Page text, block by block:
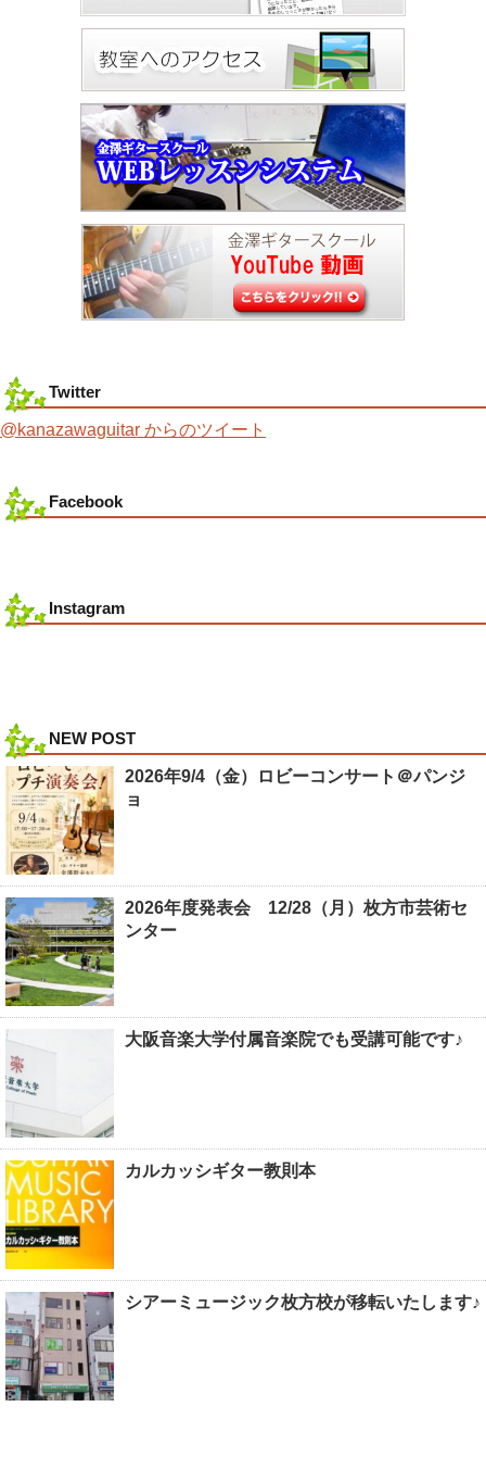
Twitter
@kanazawaguitar からのツイート
Facebook
Instagram
NEW POST
2026年9/4（金）ロビーコンサート＠パンジ
ョ
2026年度発表会 12/28（月）枚方市芸術セ
ンター
大阪音楽大学付属音楽院でも受講可能です♪
カルカッシギター教則本
シアーミュージック枚方校が移転いたします♪